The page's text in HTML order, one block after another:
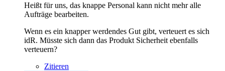
Heißt für uns, das knappe Personal kann nicht mehr alle
Aufträge bearbeiten.
Wenn es ein knapper werdendes Gut gibt, verteuert es sich
idR. Müsste sich dann das Produkt Sicherheit ebenfalls
verteuern?
Zitieren